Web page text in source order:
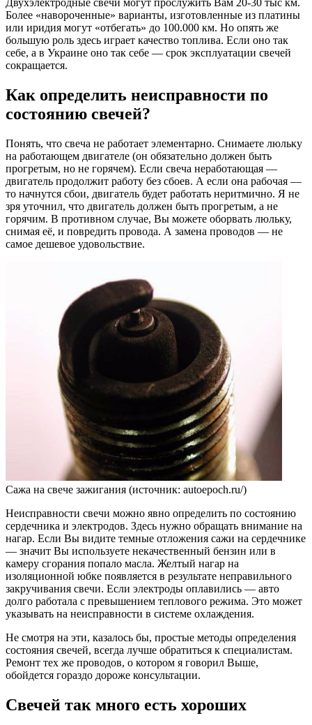
Двухэлектродные свечи могут прослужить Вам 20-30 тыс км.
Более «навороченные» варианты, изготовленные из платины
или иридия могут «отбегать» до 100.000 км. Но опять же
большую роль здесь играет качество топлива. Если оно так
себе, а в Украине оно так себе — срок эксплуатации свечей
сокращается.
Как определить неисправности по
состоянию свечей?
Понять, что свеча не работает элементарно. Снимаете люльку
на работающем двигателе (он обязательно должен быть
прогретым, но не горячем). Если свеча неработающая —
двигатель продолжит работу без сбоев. А если она рабочая —
то начнутся сбои, двигатель будет работать неритмично. Я не
зря уточнил, что двигатель должен быть прогретым, а не
горячим. В противном случае, Вы можете оборвать люльку,
снимая её, и повредить провода. А замена проводов — не
самое дешевое удовольствие.
Сажа на свече зажигания (источник: autoepoch.ru/)
Неисправности свечи можно явно определить по состоянию
сердечника и электродов. Здесь нужно обращать внимание на
нагар. Если Вы видите темные отложения сажи на сердечнике
— значит Вы используете некачественный бензин или в
камеру сгорания попало масла. Желтый нагар на
изоляционной юбке появляется в результате неправильного
закручивания свечи. Если электроды оплавились — авто
долго работала с превышением теплового режима. Это может
указывать на неисправности в системе охлаждения.
Не смотря на эти, казалось бы, простые методы определения
состояния свечей, всегда лучше обратиться к специалистам.
Ремонт тех же проводов, о котором я говорил Выше,
обойдется гораздо дороже консультации.
Свечей так много есть хороших